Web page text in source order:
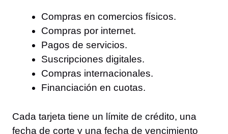
Compras en comercios físicos.
Compras por internet.
Pagos de servicios.
Suscripciones digitales.
Compras internacionales.
Financiación en cuotas.
Cada tarjeta tiene un límite de crédito, una
fecha de corte y una fecha de vencimiento